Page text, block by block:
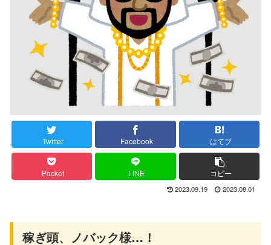
Twitter Facebook はてブ
Pocket LINE コピー
2023.09.19 2023.08.01
稼ぎ頭、ノバック様…！